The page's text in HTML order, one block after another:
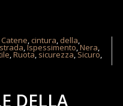
Catene, cintura, della,
,Ispessimento,Nera,
,Ruota, sicurezza,Sicuro,
DELLA